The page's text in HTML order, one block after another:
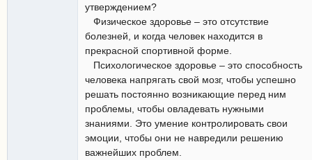
утверждением?
Физическое здоровье – это отсутствие
болезней, и когда человек находится в
прекрасной спортивной форме.
Психологическое здоровье – это способность
человека напрягать свой мозг, чтобы успешно
решать постоянно возникающие перед ним
проблемы, чтобы овладевать нужными
знаниями. Это умение контролировать свои
эмоции, чтобы они не навредили решению
важнейших проблем.